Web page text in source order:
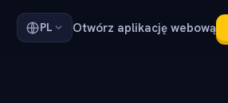
PL Otwórz aplikację webową